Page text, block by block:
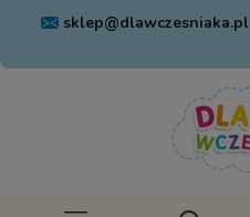
sklep@dlawczesniaka.pl